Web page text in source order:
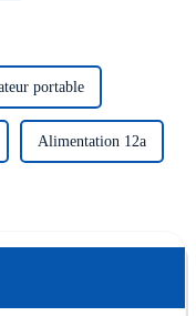
portable
Alimentation 12a